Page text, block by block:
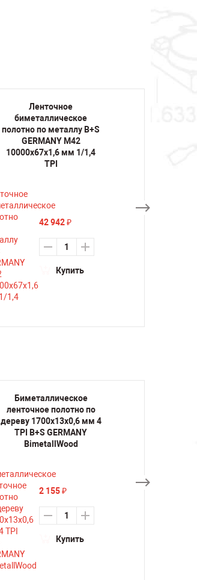
Ленточное
биметаллическое
полотно по металлу B+S
GERMANY M42
10000х67х1,6 мм 1/1,4
TPI
42 942 ₽
Купить
Биметаллическое
ленточное полотно по
дереву 1700х13х0,6 мм 4
TPI B+S GERMANY
BimetallWood
2 155 ₽
Купить